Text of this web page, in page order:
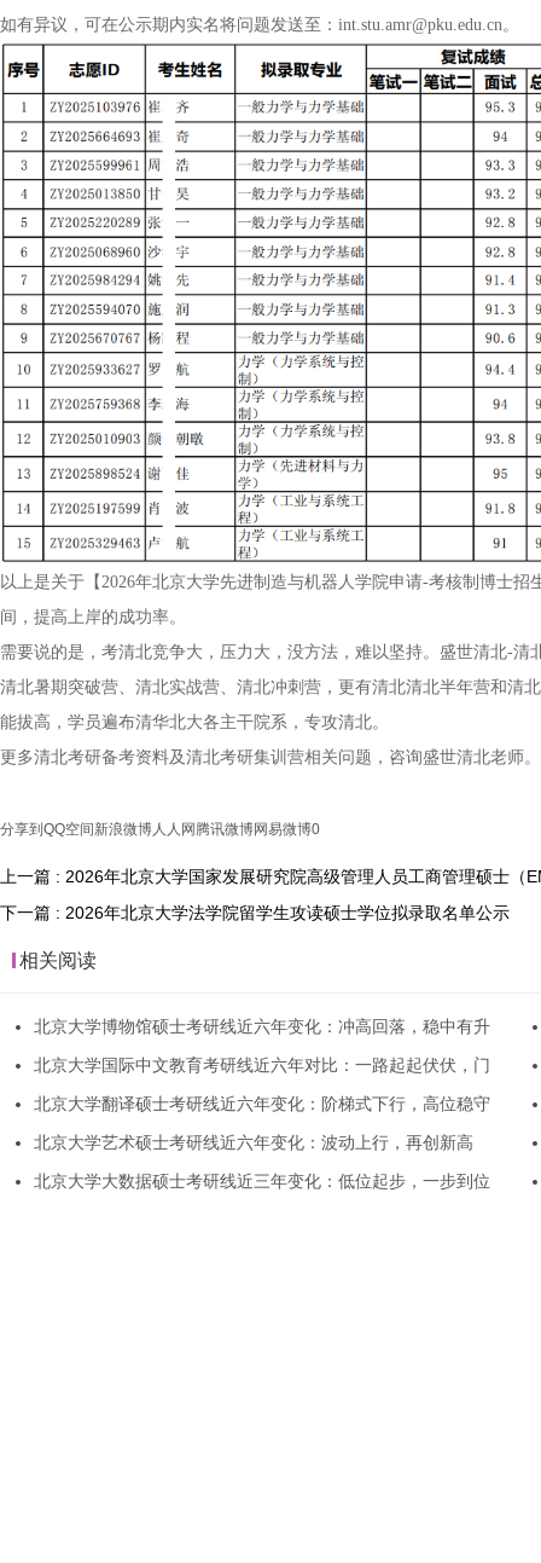
如有异议，可在公示期内实名将问题发送至：int.stu.amr@pku.edu.cn。
以上是关于【2026年北京大学先进制造与机器人学院申请-考核制博士
间，提高上岸的成功率。
需要说的是，考清北竞争大，压力大，没方法，难以坚持。盛世清北-
清北暑期突破营、清北实战营、清北冲刺营，更有清北清北半年营和清
能拔高，学员遍布清华北大各主干院系，专攻清北。
更多清北考研备考资料及清北考研集训营相关问题，咨询盛世清北老师。
分享到 QQ空间 新浪微博人人网 腾讯微博网易微博0
上一篇 : 2026年北京大学国家发展研究院高级管理人员工商管理硕士（
下一篇 : 2026年北京大学法学院留学生攻读硕士学位拟录取名单公示
相关阅读
北京大学博物馆硕士考研线近六年变化：冲高回落，稳中有升
北京大学国际中文教育考研线近六年对比：一路起起伏伏，门
北京大学翻译硕士考研线近六年变化：阶梯式下行，高位稳守
北京大学艺术硕士考研线近六年变化：波动上行，再创新高
北京大学大数据硕士考研线近三年变化：低位起步，一步到位